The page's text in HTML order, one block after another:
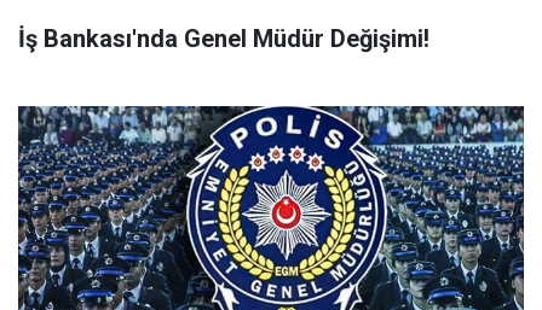
İş Bankası'nda Genel Müdür Değişimi!